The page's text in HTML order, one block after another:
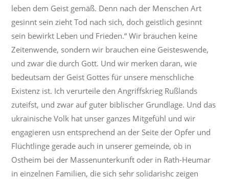
leben dem Geist gemäß. Denn nach der Menschen Art
gesinnt sein zieht Tod nach sich, doch geistlich gesinnt
sein bewirkt Leben und Frieden.“ Wir brauchen keine
Zeitenwende, sondern wir brauchen eine Geisteswende,
und zwar die durch Gott. Und wir merken daran, wie
bedeutsam der Geist Gottes für unsere menschliche
Existenz ist. Ich verurteile den Angriffskrieg Rußlands
zuteifst, und zwar auf guter biblischer Grundlage. Und das
ukrainische Volk hat unser ganzes Mitgefühl und wir
engagieren usn entsprechend an der Seite der Opfer und
Flüchtlinge gerade auch in unserer gemeinde, ob in
Ostheim bei der Massenunterkunft oder in Rath-Heumar
in einzelnen Familien, die sich sehr solidarishc zeigen